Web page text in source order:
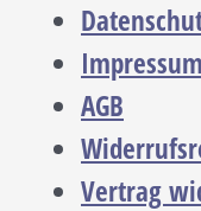
Impressum
AGB
Vertrag